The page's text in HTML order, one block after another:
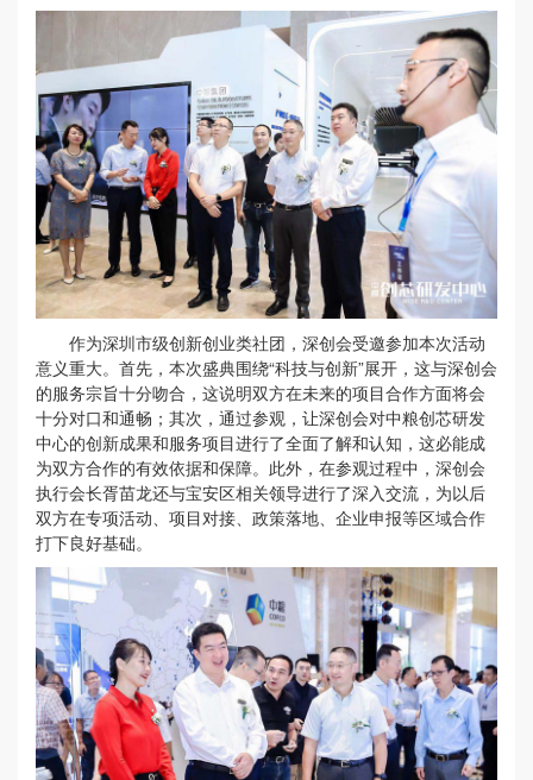
作为深圳市级创新创业类社团，深创会受邀参加本次活动
意义重大。首先，本次盛典围绕“科技与创新”展开，这与深创会
的服务宗旨十分吻合，这说明双方在未来的项目合作方面将会
十分对口和通畅；其次，通过参观，让深创会对中粮创芯研发
中心的创新成果和服务项目进行了全面了解和认知，这必能成
为双方合作的有效依据和保障。此外，在参观过程中，深创会
执行会长胥苗龙还与宝安区相关领导进行了深入交流，为以后
双方在专项活动、项目对接、政策落地、企业申报等区域合作
打下良好基础。